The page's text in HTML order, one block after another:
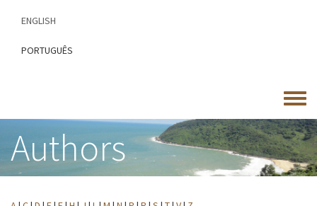
content
ENGLISH
PORTUGUÊS
Toggle
menu
Authors